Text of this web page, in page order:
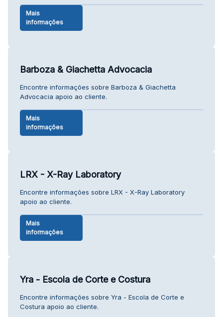
Mais
informações
Barboza & Giachetta Advocacia
Encontre informações sobre Barboza & Giachetta
Advocacia apoio ao cliente.
Mais
informações
LRX - X-Ray Laboratory
Encontre informações sobre LRX - X-Ray Laboratory
apoio ao cliente.
Mais
informações
Yra - Escola de Corte e Costura
Encontre informações sobre Yra - Escola de Corte e
Costura apoio ao cliente.